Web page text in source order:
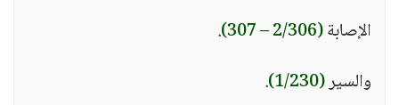
الإصابة(2/306 – 307)
.
والسير(1/230)
.